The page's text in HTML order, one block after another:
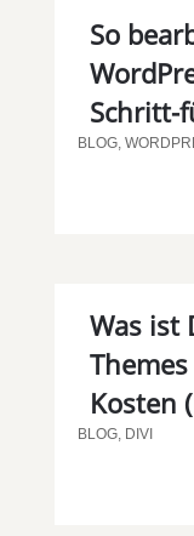
So
Schritt-
BLOG,
Was ist
Kosten
BLOG, DIVI